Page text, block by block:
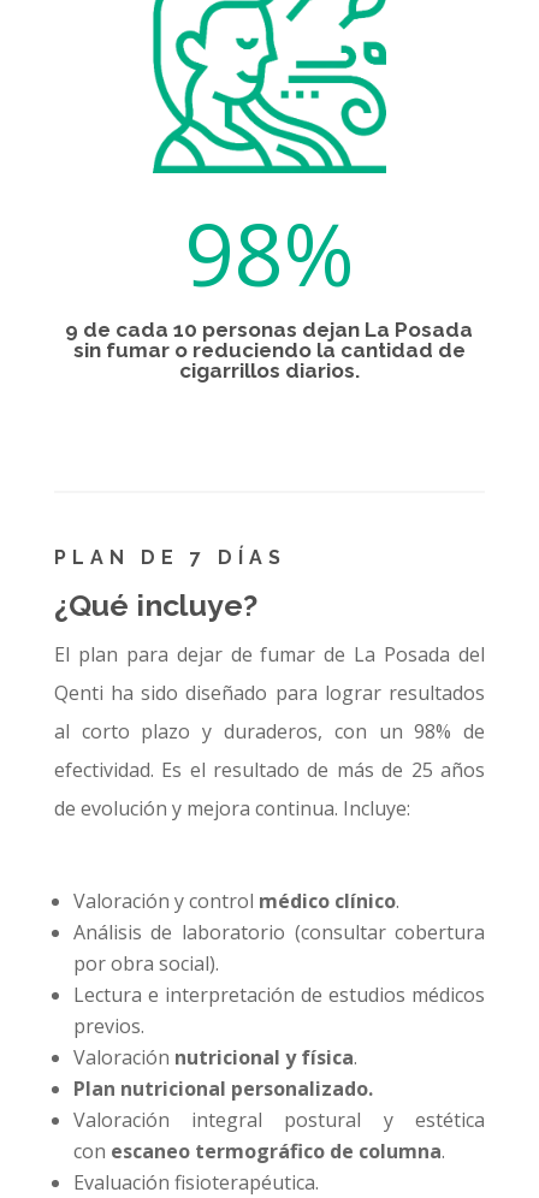
98%
9 de cada 10 personas dejan La Posada
sin fumar o reduciendo la cantidad de
cigarrillos diarios.
PLAN DE 7 DÍAS
¿Qué incluye?
El plan para dejar de fumar de La Posada del
Qenti ha sido diseñado para lograr resultados
al corto plazo y duraderos, con un 98% de
efectividad. Es el resultado de más de 25 años
de evolución y mejora continua. Incluye:
Valoración y control médico clínico.
Análisis de laboratorio (consultar cobertura
por obra social).
Lectura e interpretación de estudios médicos
previos.
Valoración nutricional y física.
Plan nutricional personalizado.
Valoración integral postural y estética
con escaneo termográfico de columna.
Evaluación fisioterapéutica.